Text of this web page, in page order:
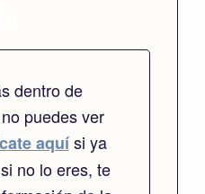
dentro de
puedes ver
aquísi ya
no lo eres, te